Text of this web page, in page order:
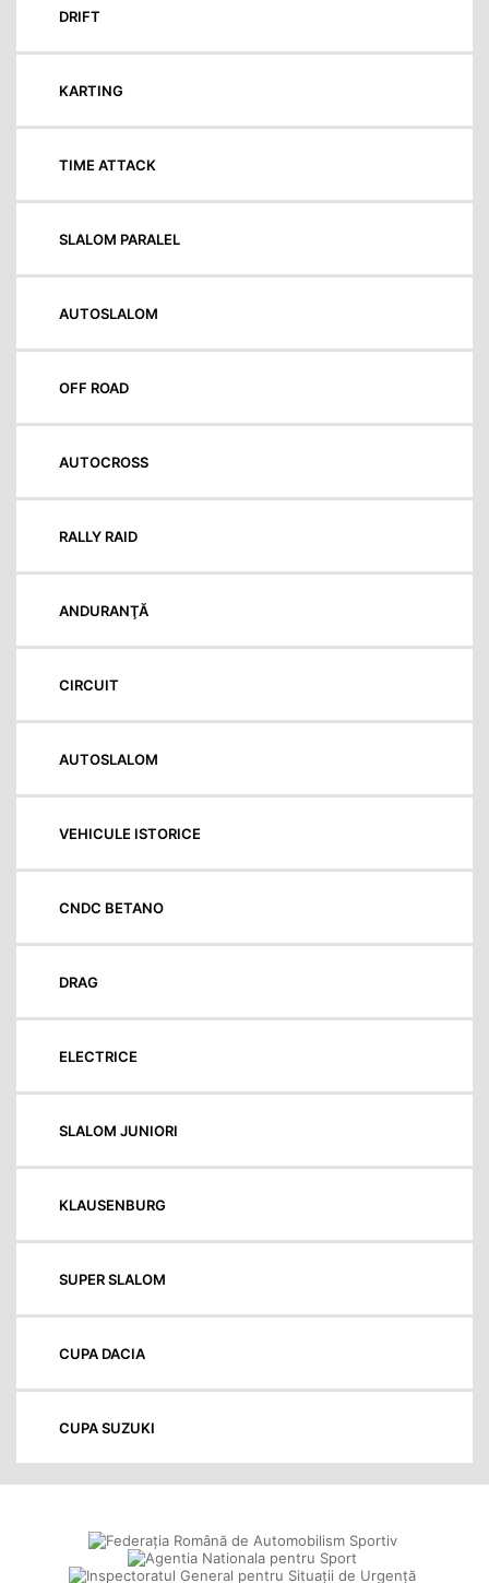
DRIFT
KARTING
TIME ATTACK
SLALOM PARALEL
AUTOSLALOM
OFF ROAD
AUTOCROSS
RALLY RAID
ANDURANŢĂ
CIRCUIT
AUTOSLALOM
VEHICULE ISTORICE
CNDC BETANO
DRAG
ELECTRICE
SLALOM JUNIORI
KLAUSENBURG
SUPER SLALOM
CUPA DACIA
CUPA SUZUKI